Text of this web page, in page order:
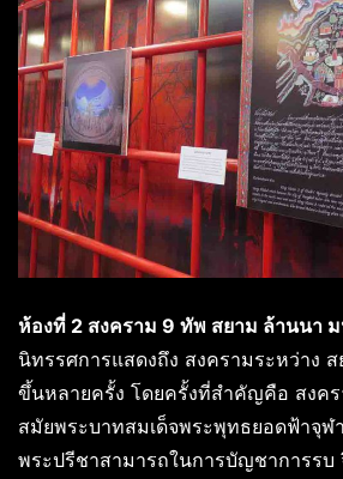
ห้องที่ 2 สงคราม 9 ทัพ สยาม ล้านนา
นิทรรศการแสดงถึง สงครามระหว่าง
ขึ้นหลายครั้ง โดยครั้งที่สำคัญคือ สงค
สมัยพระบาทสมเด็จพระพุทธยอดฟ้าจุฬ
พระปรีชาสามารถในการบัญชาการรบ